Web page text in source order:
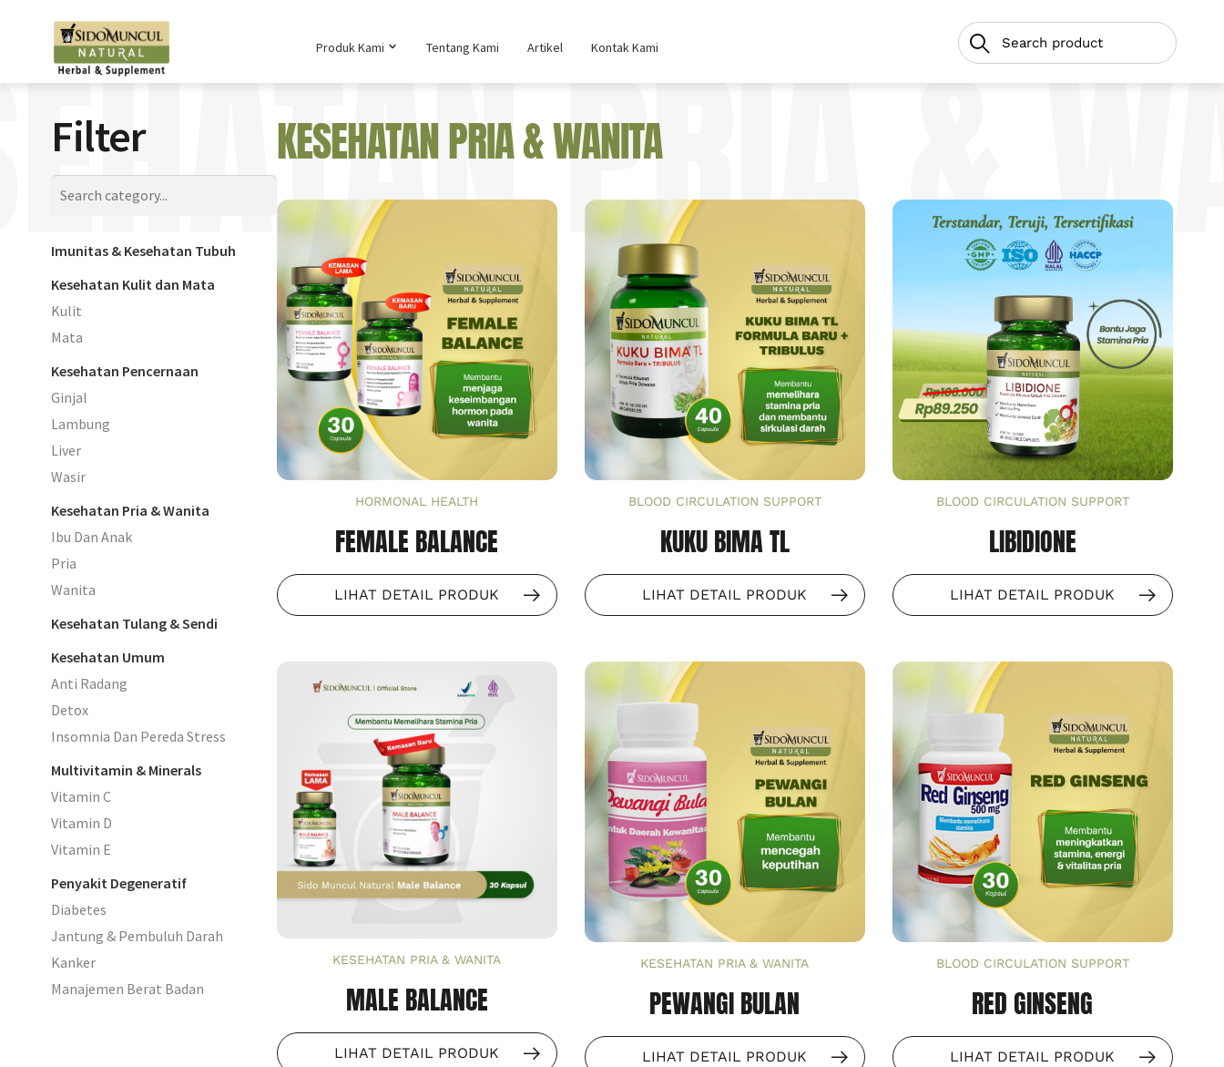
Produk Kami Tentang Kami Artikel Kontak Kami
PRIA &
KESEHATAN PRIA & WANITA
HORMONAL HEALTH
FEMALE BALANCE
LIHAT DETAIL PRODUK
BLOOD CIRCULATION SUPPORT
KUKU BIMA TL
LIHAT DETAIL PRODUK
BLOOD CIRCULATION SUPPORT
LIBIDIONE
LIHAT DETAIL PRODUK
KESEHATAN PRIA & WANITA
MALE BALANCE
LIHAT DETAIL PRODUK
KESEHATAN PRIA & WANITA
PEWANGI BULAN
LIHAT DETAIL PRODUK
BLOOD CIRCULATION SUPPORT
RED GINSENG
LIHAT DETAIL PRODUK
Filter
Imunitas & Kesehatan Tubuh
Kesehatan Kulit dan Mata
Kulit
Mata
Kesehatan Pencernaan
Ginjal
Lambung
Liver
Wasir
Kesehatan Pria & Wanita
Ibu Dan Anak
Pria
Wanita
Kesehatan Tulang & Sendi
Kesehatan Umum
Anti Radang
Detox
Insomnia Dan Pereda Stress
Multivitamin & Minerals
Vitamin C
Vitamin D
Vitamin E
Penyakit Degeneratif
Diabetes
Jantung & Pembuluh Darah
Kanker
Manajemen Berat Badan